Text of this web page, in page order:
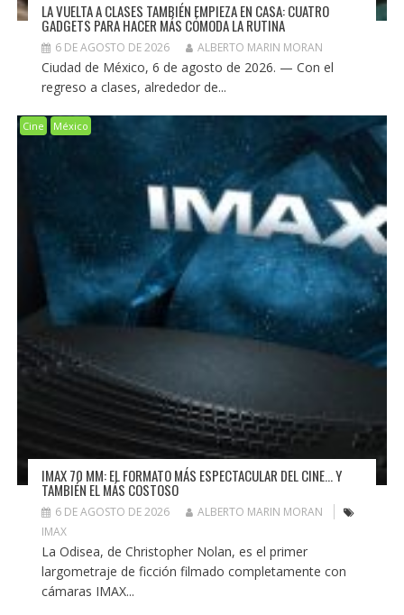
LA VUELTA A CLASES TAMBIÉN EMPIEZA EN CASA: CUATRO
GADGETS PARA HACER MÁS CÓMODA LA RUTINA
6 DE AGOSTO DE 2026 ALBERTO MARIN MORAN
Ciudad de México, 6 de agosto de 2026. — Con el
regreso a clases, alrededor de...
Cine México
IMAX 70 MM: EL FORMATO MÁS ESPECTACULAR DEL CINE… Y
TAMBIÉN EL MÁS COSTOSO
6 DE AGOSTO DE 2026
ALBERTO MARIN MORAN
IMAX
La Odisea, de Christopher Nolan, es el primer
largometraje de ficción filmado completamente con
cámaras IMAX...